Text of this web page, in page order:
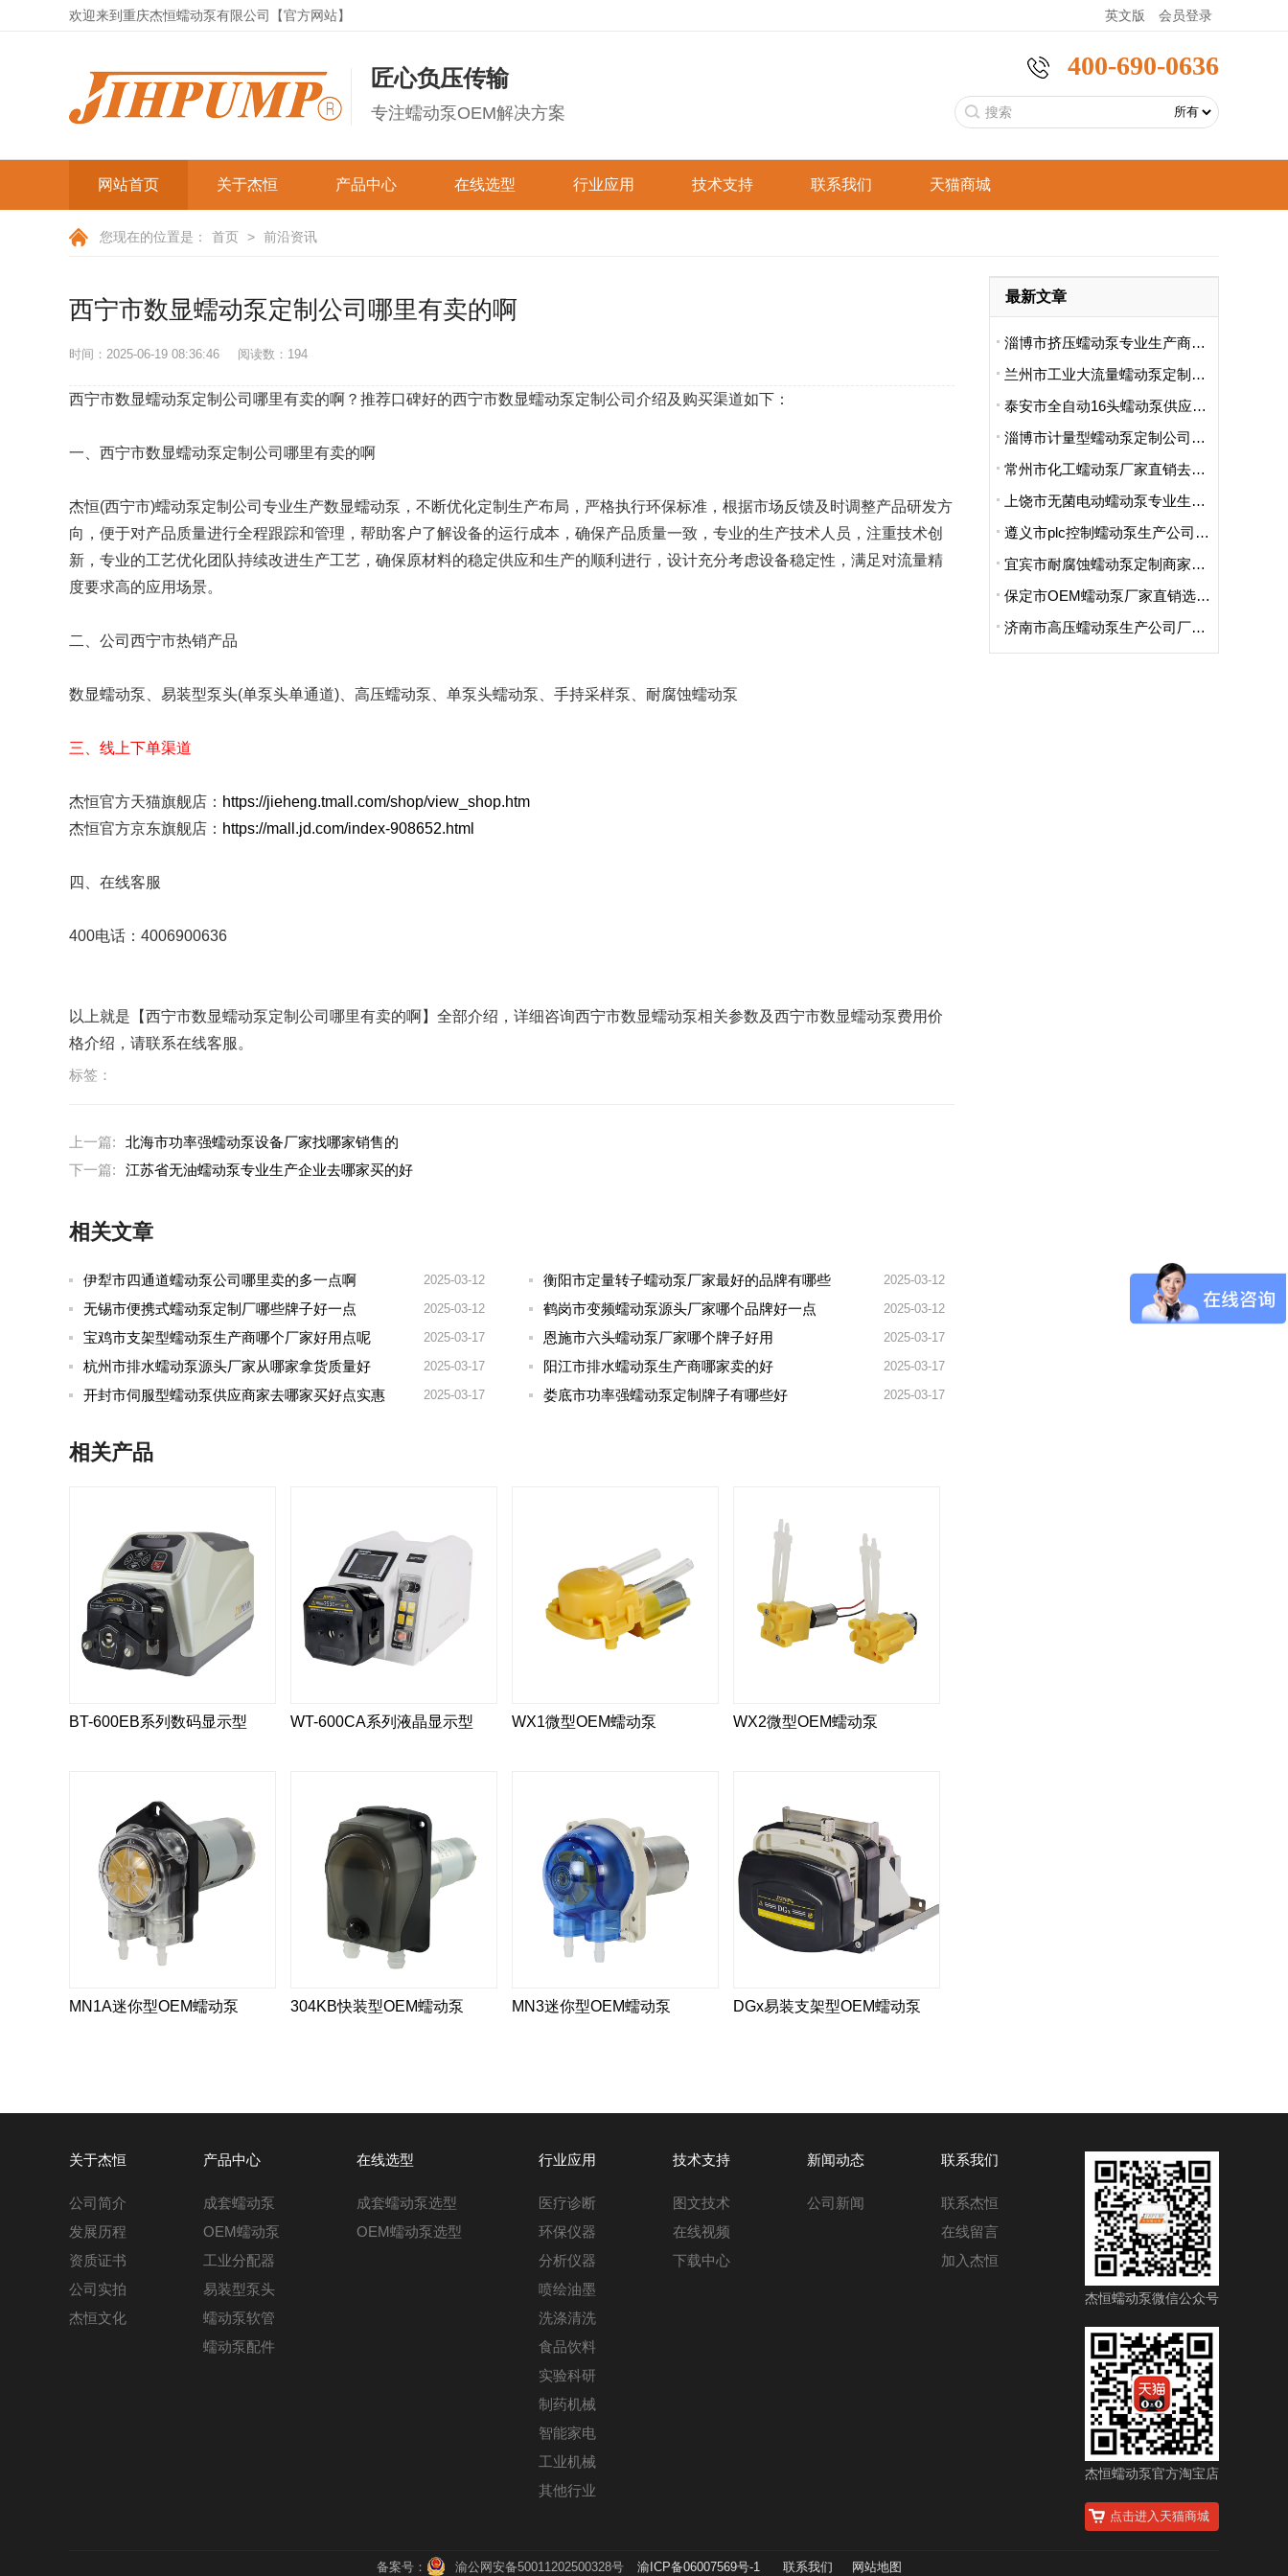
欢迎来到重庆杰恒蠕动泵有限公司【官方网站】 英文版 会员登录
匠心负压传输
专注蠕动泵OEM解决方案
400-690-0636
网站首页 关于杰恒
公司简介
资质证书
公司实拍
杰恒文化
产品中心
经济实验系列
OEM蠕动泵
标准型蠕动泵
蠕动泵软管 专用硅胶管 进口软管
蠕动泵配件
在线选型 行业应用 技术支持 联系我们 天猫商城
您现在的位置是： 首页 > 前沿资讯
西宁市数显蠕动泵定制公司哪里有卖的啊
时间：2025-06-19 08:36:46 阅读数： 194
西宁市数显蠕动泵定制公司哪里有卖的啊？推荐口碑好的西宁市数显蠕动泵定制公司介绍及购买渠道如下：
一、西宁市数显蠕动泵定制公司哪里有卖的啊
杰恒(西宁市)蠕动泵定制公司专业生产数显蠕动泵，不断优化定制生产布局，严格执行环保标准，根据市场反馈及时调整产品研发方
向，便于对产品质量进行全程跟踪和管理，帮助客户了解设备的运行成本，确保产品质量一致，专业的生产技术人员，注重技术创
新，专业的工艺优化团队持续改进生产工艺，确保原材料的稳定供应和生产的顺利进行，设计充分考虑设备稳定性，满足对流量精
度要求高的应用场景。
二、公司西宁市热销产品
数显蠕动泵、易装型泵头(单泵头单通道)、高压蠕动泵、单泵头蠕动泵、手持采样泵、耐腐蚀蠕动泵
三、线上下单渠道
杰恒官方天猫旗舰店： https://jieheng.tmall.com/shop/view_shop.htm
杰恒官方京东旗舰店： https://mall.jd.com/index-908652.html
四、在线客服
400电话：4006900636
以上就是【西宁市数显蠕动泵定制公司哪里有卖的啊】全部介绍，详细咨询西宁市数显蠕动泵相关参数及西宁市数显蠕动泵费用价
格介绍，请联系在线客服。
标签：
上一篇:
北海市功率强蠕动泵设备厂家找哪家销售的
下一篇:
江苏省无油蠕动泵专业生产企业去哪家买的好
相关文章
2025-03-12
伊犁市四通道蠕动泵公司哪里卖的多一点啊 2025-03-12
衡阳市定量转子蠕动泵厂家最好的品牌有哪些
2025-03-12
无锡市便携式蠕动泵定制厂哪些牌子好一点 2025-03-12
鹤岗市变频蠕动泵源头厂家哪个品牌好一点
2025-03-17
宝鸡市支架型蠕动泵生产商哪个厂家好用点呢 2025-03-17
恩施市六头蠕动泵厂家哪个牌子好用
2025-03-17
杭州市排水蠕动泵源头厂家从哪家拿货质量好 2025-03-17
阳江市排水蠕动泵生产商哪家卖的好
2025-03-17
开封市伺服型蠕动泵供应商家去哪家买好点实惠 2025-03-17
娄底市功率强蠕动泵定制牌子有哪些好
相关产品
BT-600EB系列数码显示型 WT-600CA系列液晶显示型 WX1微型OEM蠕动泵 WX2微型OEM蠕动泵
MN1A迷你型OEM蠕动泵 304KB快装型OEM蠕动泵 MN3迷你型OEM蠕动泵 DGx易装支架型OEM蠕动泵
最新文章
淄博市挤压蠕动泵专业生产商哪里卖的好用啊
兰州市工业大流量蠕动泵定制厂哪家便宜
泰安市全自动16头蠕动泵供应商排名前十有哪些
淄博市计量型蠕动泵定制公司哪家便宜
常州市化工蠕动泵厂家直销去哪家买的好
上饶市无菌电动蠕动泵专业生产厂家哪里卖的好点呢
遵义市plc控制蠕动泵生产公司地址在哪里
宜宾市耐腐蚀蠕动泵定制商家哪家好用又实惠
保定市OEM蠕动泵厂家直销选哪家
济南市高压蠕动泵生产公司厂址在哪里啊
关于杰恒
公司简介
发展历程
资质证书
公司实拍
杰恒文化
产品中心
成套蠕动泵
OEM蠕动泵
工业分配器
易装型泵头
蠕动泵软管
蠕动泵配件
在线选型
成套蠕动泵选型
OEM蠕动泵选型
行业应用
医疗诊断
环保仪器
分析仪器
喷绘油墨
洗涤清洗
食品饮料
实验科研
制药机械
智能家电
工业机械
其他行业
技术支持
图文技术
在线视频
下载中心
新闻动态
公司新闻
联系我们
联系杰恒
在线留言
加入杰恒
杰恒蠕动泵微信公众号
杰恒蠕动泵官方淘宝店
点击进入天猫商城
备案号： 渝公网安备50011202500328号 渝ICP备06007569号-1 联系我们 网站地图